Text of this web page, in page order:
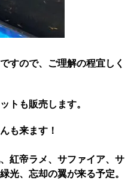
すので、ご理解の程宜しく
トも販売します。
も来ます！
紅帝ラメ、サファイア、サ
光、忘却の翼が来る予定。